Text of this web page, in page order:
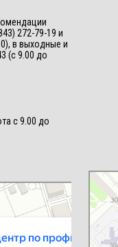
272-79-19 и
в выходные и
(с 9.00 до
с 9.00 до
СПИД и
СПИД-
Центр